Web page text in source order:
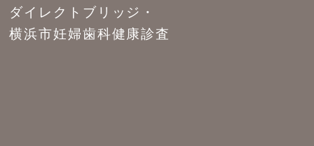
ダイレクトブリッジ
横浜市妊婦歯科健康診査